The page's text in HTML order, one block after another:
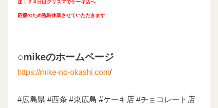
注：２４日はクリスマでケーキ店へ
応援のため臨時休業させていただきます
○mikeのホームページ
https://mike-no-okashi.com/
#広島県 #西条 #東広島 #ケーキ店 #チョコレート店